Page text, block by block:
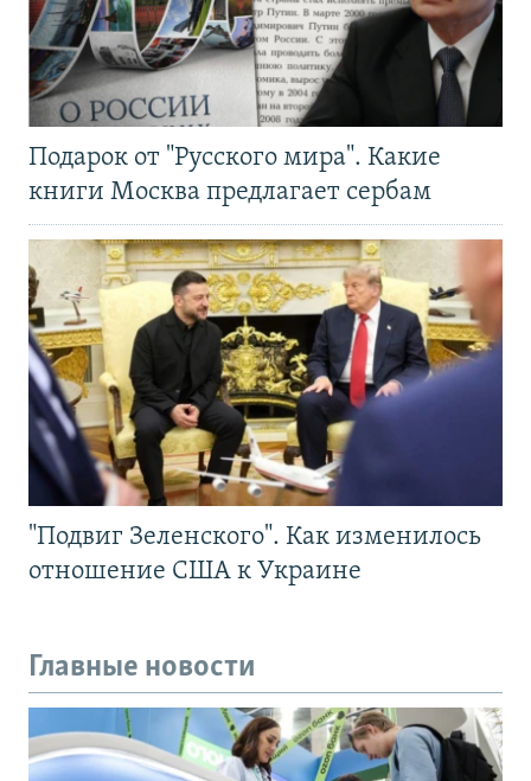
Подарок от "Русского мира". Какие
книги Москва предлагает сербам
"Подвиг Зеленского". Как изменилось
отношение США к Украине
Главные новости